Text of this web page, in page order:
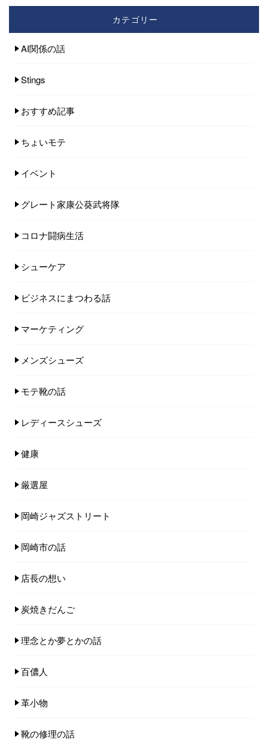
カテゴリー
AI関係の話
Stings
おすすめ記事
ちょいモテ
イベント
グレート家康公葵武将隊
コロナ闘病生活
シューケア
ビジネスにまつわる話
マーケティング
メンズシューズ
モテ靴の話
レディースシューズ
健康
厳選屋
岡崎ジャズストリート
岡崎市の話
店長の想い
炭焼きだんご
理念とか夢とかの話
百儂人
革小物
靴の修理の話